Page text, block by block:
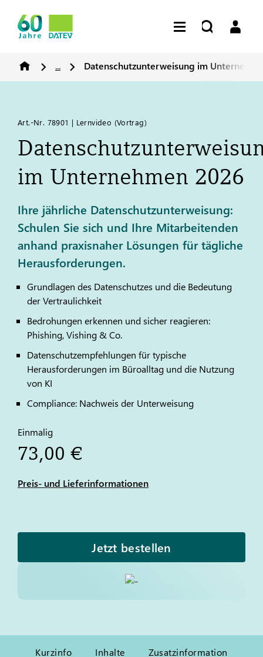
... Datenschutzunterweisung im
Art.-Nr. 78901 | Lernvideo (Vortrag)
im Unternehmen 2026
Ihre jährliche Datenschutzunterweisung:
Schulen Sie sich und Ihre Mitarbeitenden
anhand praxisnaher Lösungen für tägliche
Herausforderungen.
Grundlagen des Datenschutzes und die Bedeutung
der Vertraulichkeit
Bedrohungen erkennen und sicher reagieren:
Phishing, Vishing & Co.
Datenschutzempfehlungen für typische
Herausforderungen im Büroalltag und die Nutzung
von KI
Compliance: Nachweis der Unterweisung
Einmalig
73,00 €
Preis- und Lieferinformationen
Jetzt bestellen
Kurzinfo Inhalte Zusatzinformation